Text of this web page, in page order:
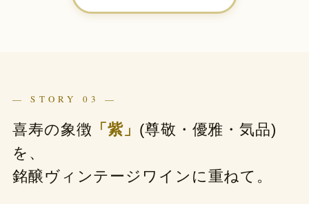
— STORY 03 —
喜寿の象徴 「紫」 (尊敬・優雅・気品)
を、
銘醸ヴィンテージワインに重ねて。